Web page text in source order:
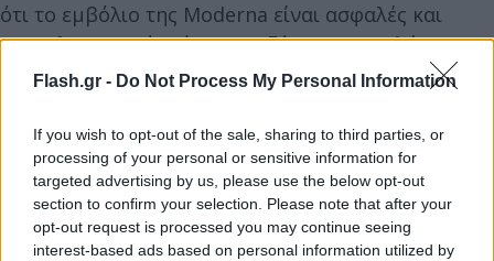
Flash.gr - Do Not Process My Personal Information
If you wish to opt-out of the sale, sharing to third parties, or
processing of your personal or sensitive information for
targeted advertising by us, please use the below opt-out
section to confirm your selection. Please note that after your
opt-out request is processed you may continue seeing
interest-based ads based on personal information utilized by
ότι το εμβόλιο της Moderna είναι ασφαλές και
αποτελεσματικό. Τώρα εργαζόμαστε με πλήρη
ταχύτητα για την έγκρισή του και τη διάθεσή του
Twitter.